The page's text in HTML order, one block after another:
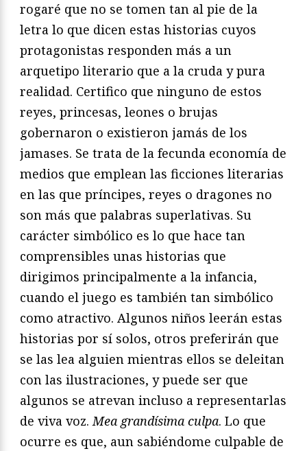
rogaré que no se tomen tan al pie de la
letra lo que dicen estas historias cuyos
protagonistas responden más a un
arquetipo literario que a la cruda y pura
realidad. Certifico que ninguno de estos
reyes, princesas, leones o brujas
gobernaron o existieron jamás de los
jamases. Se trata de la fecunda economía de
medios que emplean las ficciones literarias
en las que príncipes, reyes o dragones no
son más que palabras superlativas. Su
carácter simbólico es lo que hace tan
comprensibles unas historias que
dirigimos principalmente a la infancia,
cuando el juego es también tan simbólico
como atractivo. Algunos niños leerán estas
historias por sí solos, otros preferirán que
se las lea alguien mientras ellos se deleitan
con las ilustraciones, y puede ser que
algunos se atrevan incluso a representarlas
de viva voz.Mea grandísima culpa. Lo que
ocurre es que, aun sabiéndome culpable de